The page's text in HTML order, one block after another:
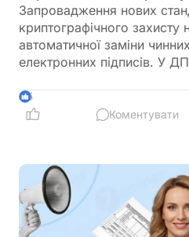
Запровадження нових
криптографічного захисту
автоматичної заміни
електронних підписів. У
ДПС, після переходу на
та чи потрібно
5
Коментувати